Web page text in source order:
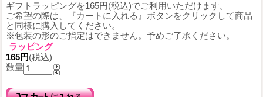
ギフトラッピングを165円(税込)でご利用いただけます。
ご希望の際は、『カートに入れる』ボタンをクリックして商品
と同様に購入してください。
※包装の形のご指定はできません。予めご了承ください。
ラッピング
165円(税込)
数量